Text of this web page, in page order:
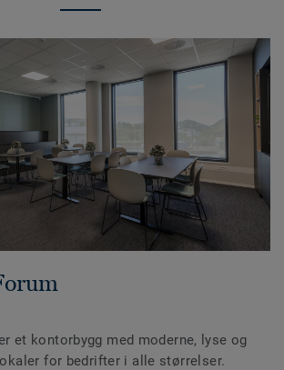
et kontorbygg med moderne, lyse og
for bedrifter i alle størrelser.